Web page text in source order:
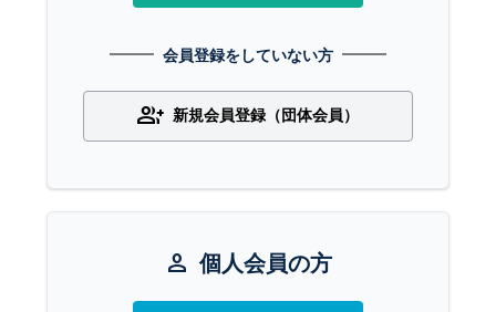
会員登録をしていない方
group_add 新規会員登録（団体会員）
person 個人会員の方